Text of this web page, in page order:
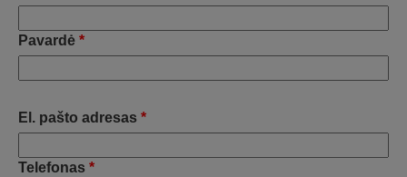
Pavardė *
El. pašto adresas *
Telefonas *